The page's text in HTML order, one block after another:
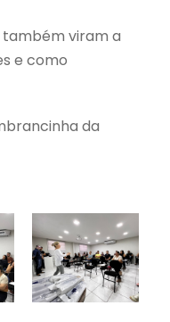
também viram a
e como
da